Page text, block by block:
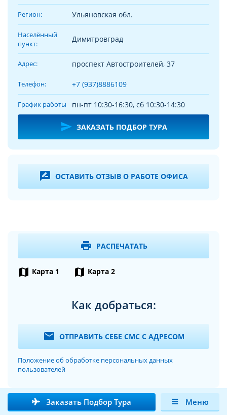
Заказать Подбор Тура Меню
Регион: Ульяновская обл.
Населённый
пункт:
Димитровград
Адрес: проспект Автостроителей, 37
Телефон: +7 (937)8886109
График работы пн-пт 10:30-16:30, сб 10:30-14:30
 ЗАКАЗАТЬ ПОДБОР ТУРА
rate_review ОСТАВИТЬ ОТЗЫВ О РАБОТЕ ОФИСА
print РАСПЕЧАТАТЬ
map Карта 1 map Карта 2
Как добраться:
mail ОТПРАВИТЬ СЕБЕ СМС С АДРЕСОМ
Положение об обработке персональных данных
пользователей